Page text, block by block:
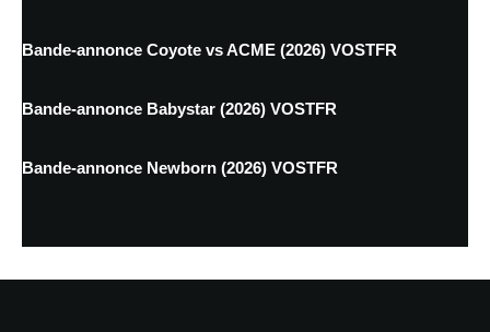
Bande-annonce Coyote vs ACME (2026) VOSTFR
Bande-annonce Babystar (2026) VOSTFR
Bande-annonce Newborn (2026) VOSTFR